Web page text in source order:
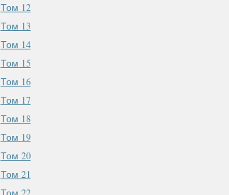
Том 12
Том 13
Том 14
Том 15
Том 16
Том 17
Том 18
Том 19
Том 20
Том 21